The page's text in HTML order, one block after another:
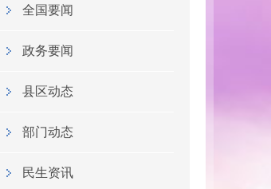
全国要闻
政务要闻
县区动态
部门动态
民生资讯